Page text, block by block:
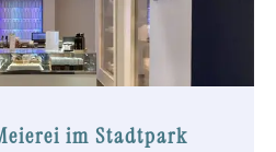
im Stadtpark